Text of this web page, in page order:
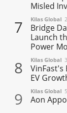
Misled
7 Kilas Global
Bridge
Launch
Power
8 Kilas Global
EV
9 Kilas Global
Aon